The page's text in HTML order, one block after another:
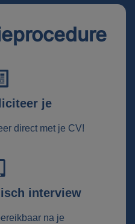
je
direct met je CV!
interview
na je